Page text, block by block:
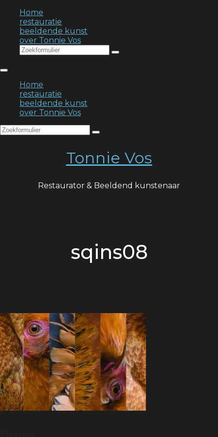
Home
restauratie
beeldende kunst
over Tonnie Vos
Search
Home
restauratie
beeldende kunst
over Tonnie Vos
Search
Tonnie Vos
Restaurator & Beeldend kunstenaar
sqins08